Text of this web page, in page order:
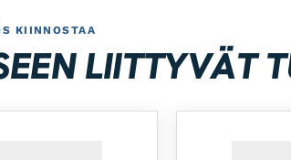
KIINNOSTAA
LIITTYVÄT